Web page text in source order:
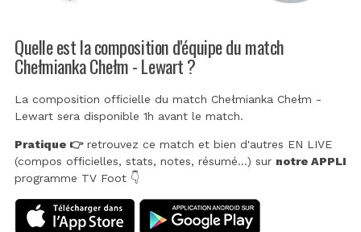
Quelle est la composition d'équipe du match
Chełmianka Chełm - Lewart ?
La composition officielle du match Chełmianka Chełm -
Lewart sera disponible 1h avant le match.
Pratique 👉retrouvez ce match et bien d'autres EN LIVE
(compos officielles, stats, notes, résumé...) sur notre APPLI
programme TV Foot 👇